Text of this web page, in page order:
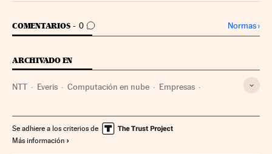
COMENTARIOS 0
IR A LOS COMENTARIOS Normas›
ARCHIVADO EN
NTT Everis Computación en nube Empresas
Telecomunicaciones Comunicaciones Ciencia
Se adhiere a los criterios de
Más información